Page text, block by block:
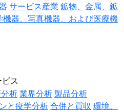
サービス産業 鉱物、金属、鉱
機器、写真機器、および医療機
ス
析業界分析製品分析
と疫学分析合併と買収 環境、